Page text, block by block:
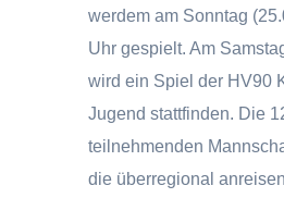
werdem am Sonntag
Uhr gespielt. Am
wird ein Spiel der HV90
Jugend stattfinden. Die
teilnehmenden
die überregional